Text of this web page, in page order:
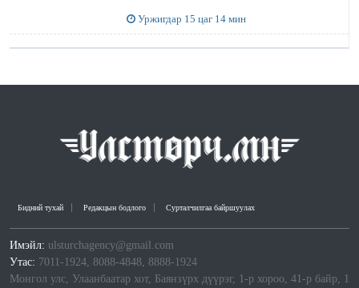
хүлээн авч уулзав
Уржигдар 15 цаг 14 мин
Бидний тухай Редакцын бодлого Сурталчилгаа байршуулах
Имэйл: ulsturchagency@gmail.com
Утас: 7011-1924, 8088-4848, 8888-1924
Монгол улс, Улаанбаатар хот, Баянзүрх дүүрэг, 1-р хороо, 41-р байр, 1